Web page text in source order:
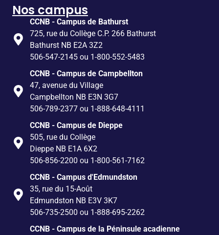
Nos campus
CCNB - Campus de Bathurst
725, rue du Collège C.P. 266 Bathurst
Bathurst NB E2A 3Z2
506-547-2145 ou 1-800-552-5483
CCNB - Campus de Campbellton
47, avenue du Village
Campbellton NB E3N 3G7
506-789-2377 ou 1-888-648-4111
CCNB - Campus de Dieppe
505, rue du Collège
Dieppe NB E1A 6X2
506-856-2200 ou 1-800-561-7162
CCNB - Campus d'Edmundston
35, rue du 15-Août
Edmundston NB E3V 3K7
506-735-2500 ou 1-888-695-2262
CCNB - Campus de la Péninsule acadienne